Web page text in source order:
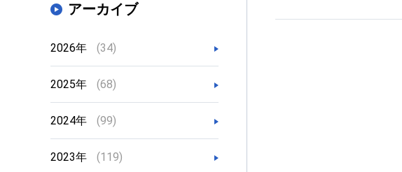
アーカイブ
2026年 (34)
2025年 (68)
2024年 (99)
2023年 (119)